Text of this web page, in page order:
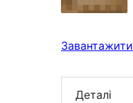
Завантажити
Деталі